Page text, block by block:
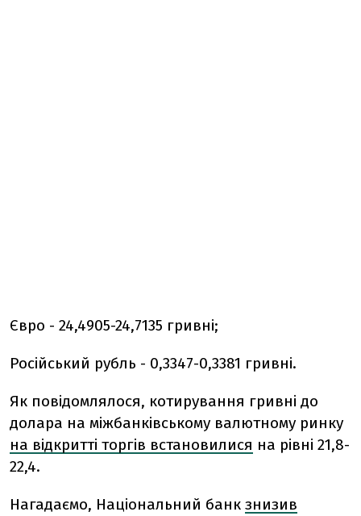
Євро - 24,4905-24,7135 гривні;
Російський рубль - 0,3347-0,3381 гривні.
Як повідомлялося, котирування гривні до
долара на міжбанківському валютному ринку
на відкритті торгів встановилися на рівні 21,8-
22,4.
Нагадаємо, Національний банк знизив